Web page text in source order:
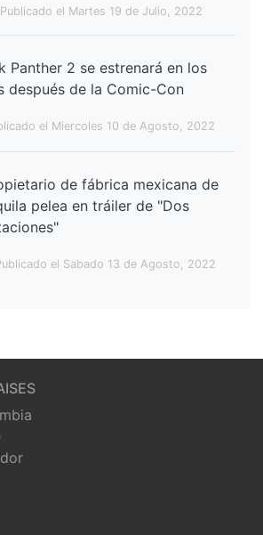
Publicado el Martes 19 de Julio, 2022
Panther 2 se estrenará en los
después de la Comic-Con
el Miercoles 10 de Agosto, 2022
de fábrica mexicana de
pelea en tráiler de "Dos
el Sabado 13 de Agosto, 2022